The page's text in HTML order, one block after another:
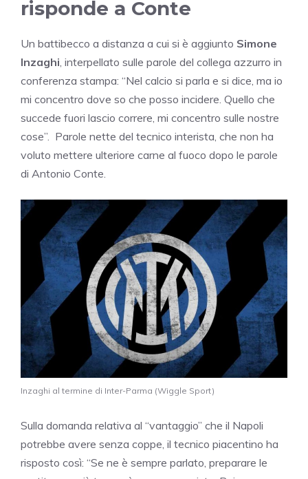
risponde a Conte
Un battibecco a distanza a cui si è aggiunto Simone
Inzaghi , interpellato sulle parole del collega azzurro in
conferenza stampa: “Nel calcio si parla e si dice, ma io
mi concentro dove so che posso incidere. Quello che
succede fuori lascio correre, mi concentro sulle nostre
cose”. Parole nette del tecnico interista, che non ha
voluto mettere ulteriore carne al fuoco dopo le parole
di Antonio Conte.
Inzaghi al termine di Inter-Parma (Wiggle Sport)
Sulla domanda relativa al “vantaggio” che il Napoli
potrebbe avere senza coppe, il tecnico piacentino ha
risposto così: “Se ne è sempre parlato, preparare le